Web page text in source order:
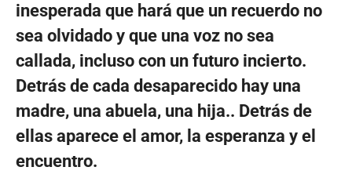
inesperada que hará que un recuerdo no
sea olvidado y que una voz no sea
callada, incluso con un futuro incierto.
Detrás de cada desaparecido hay una
madre, una abuela, una hija.. Detrás de
ellas aparece el amor, la esperanza y el
encuentro.